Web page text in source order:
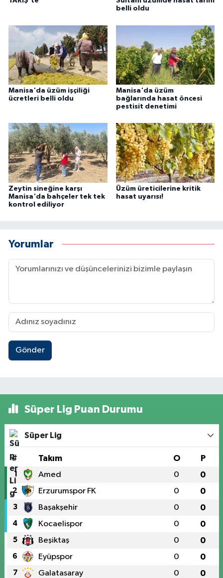
belli oldu
Manisa'da üzüm işçiliği
ücretleri belli oldu
Manisa'da üzüm
bağlarında hasat öncesi
pestisit denetimi
Zeytin sineğine karşı
Manisa'da bahçeler tek tek
kontrol ediliyor
Üzüm üreticilerine kritik
hasat uyarısı!
Yorumlar
Gönder
Süper Lig Puan Durumu
Süper Lig
# Takım O P
1 Amed 0 0
2 Erzurumspor FK 0 0
3 Başakşehir 0 0
4 Kocaelispor 0 0
5 Beşiktaş 0 0
6 Eyüpspor 0 0
7 Galatasaray 0 0